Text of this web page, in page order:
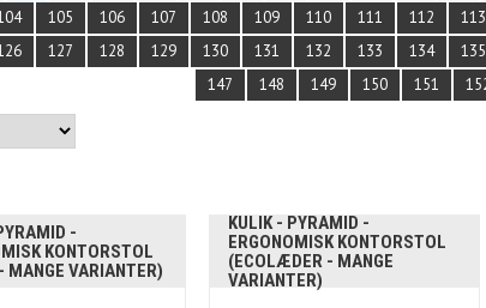
105 106 107 108 109 110 111 112 113
127 128 129 130 131 132 133 134 135
147
148 149 150 151
-
KONTORSTOL
MANGE VARIANTER)
KULIK - PYRAMID -
ERGONOMISK KONTORSTOL
(ECOLÆDER - MANGE
VARIANTER)